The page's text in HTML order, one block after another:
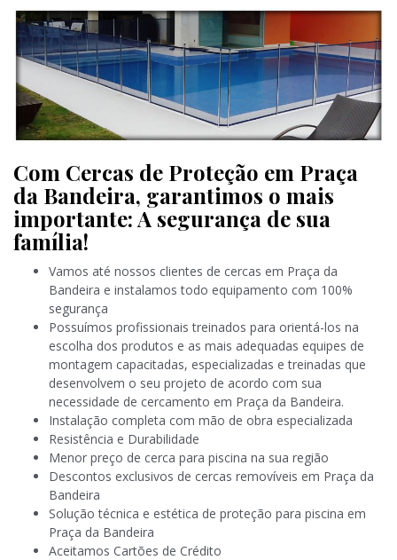
Com Cercas de Proteção em Praça
da Bandeira, garantimos o mais
importante: A segurança de sua
família!
Vamos até nossos clientes de cercas em Praça da
Bandeira e instalamos todo equipamento com 100%
segurança
Possuímos profissionais treinados para orientá-los na
escolha dos produtos e as mais adequadas equipes de
montagem capacitadas, especializadas e treinadas que
desenvolvem o seu projeto de acordo com sua
necessidade de cercamento em Praça da Bandeira.
Instalação completa com mão de obra especializada
Resistência e Durabilidade
Menor preço de cerca para piscina na sua região
Descontos exclusivos de cercas removíveis em Praça da
Bandeira
Solução técnica e estética de proteção para piscina em
Praça da Bandeira
Aceitamos Cartões de Crédito